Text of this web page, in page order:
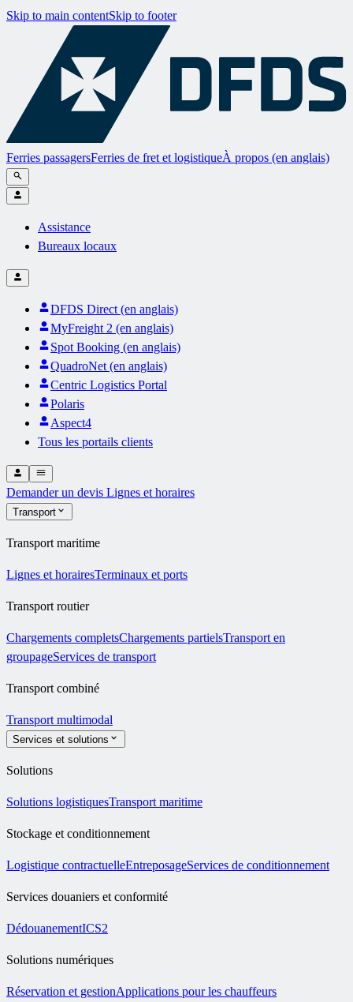
Skip to main contentSkip to footer
Ferries passagersFerries de fret et logistiqueÀ propos (en anglais)
Assistance
Bureaux locaux
DFDS Direct (en anglais)
MyFreight 2 (en anglais)
Spot Booking (en anglais)
QuadroNet (en anglais)
Centric Logistics Portal
Polaris
Aspect4
Tous les portails clients
Demander un devis Lignes et horaires
Transport
Transport maritime
Lignes et horairesTerminaux et ports
Transport routier
Chargements completsChargements partielsTransport en
groupageServices de transport
Transport combiné
Transport multimodal
Services et solutions
Solutions
Solutions logistiquesTransport maritime
Stockage et conditionnement
Logistique contractuelleEntreposageServices de conditionnement
Services douaniers et conformité
DédouanementICS2
Solutions numériques
Réservation et gestionApplications pour les chauffeurs